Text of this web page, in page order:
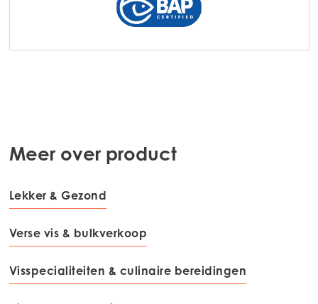
Mowi Canada East
Mowi Chile
Mowi USA
Meer over product
Lekker & Gezond
Verse vis & bulkverkoop
Visspecialiteiten & culinaire bereidingen